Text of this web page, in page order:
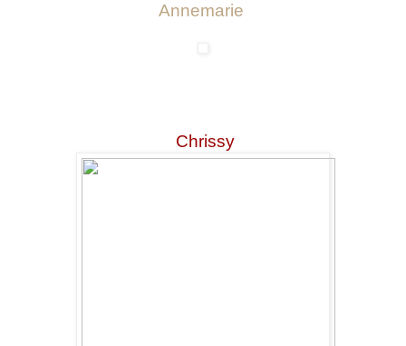
Annemarie
Chrissy